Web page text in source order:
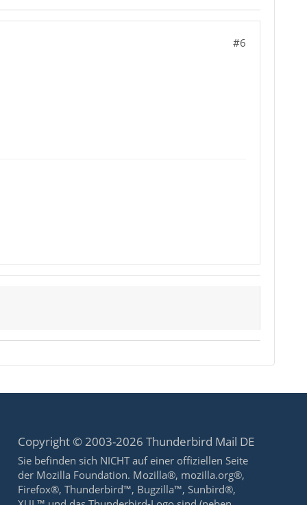
#6
Copyright © 2003-2026 Thunderbird Mail DE
Sie befinden sich NICHT auf einer offiziellen Seite
der Mozilla Foundation. Mozilla®, mozilla.org®,
Firefox®, Thunderbird™, Bugzilla™, Sunbird®,